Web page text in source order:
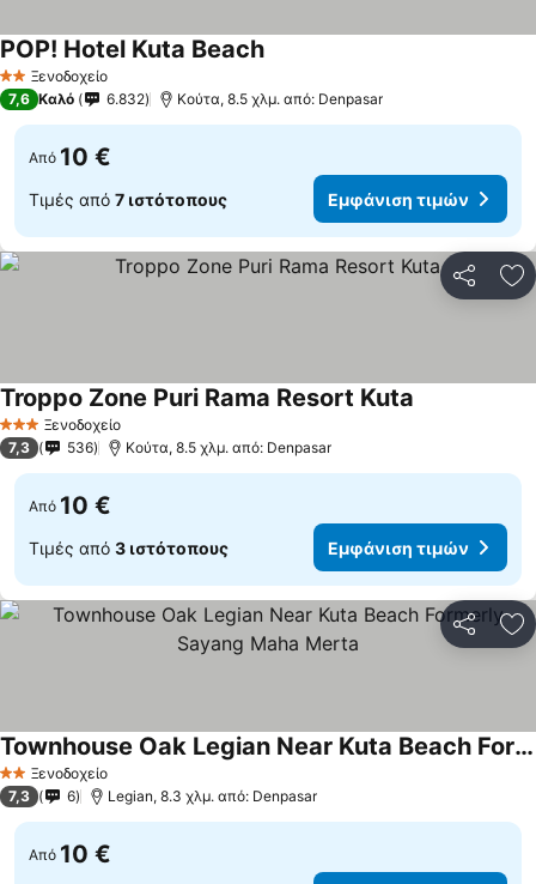
2 ΑστέριαΞενοδοχείο
POP! Hotel Kuta Beach
7,6 Καλό 6.832 Κούτα, 8.5 χλμ. από: Denpasar
Από 10 €
Τιμές από 7 ιστότοπους Εμφάνιση τιμών
3 ΑστέριαΞενοδοχείο
Troppo Zone Puri Rama Resort Kuta
7,3 536 Κούτα, 8.5 χλμ. από: Denpasar
Από 10 €
Τιμές από 3 ιστότοπους Εμφάνιση τιμών
2 ΑστέριαΞενοδοχείο
Townhouse Oak Legian Near Kuta Beach Formerly Sayang Maha Merta
7,3 6 Legian, 8.3 χλμ. από: Denpasar
Από 10 €